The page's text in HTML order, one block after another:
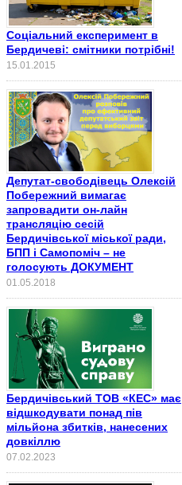
Соціальний експеримент в
Бердичеві: смітники потрібні!
15.01.2015
Депутат-свободівець Олексій
Побережний вимагає
запровадити он-лайн
трансляцію сесій
Бердичівської міської ради,
БПП і Самопоміч – не
голосують ДОКУМЕНТ
01.05.2018
Бердичівський ТОВ «КЕС» має
відшкодувати понад пів
мільйона збитків, нанесених
довкіллю
07.02.2023